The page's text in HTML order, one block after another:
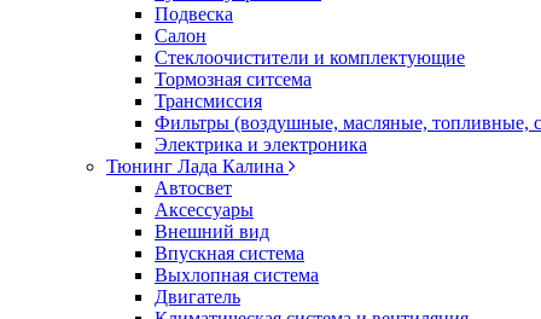
Подвеска
Салон
Стеклоочистители и комплектующие
Тормозная ситсема
Трансмиссия
Фильтры (воздушные, масляные, топливные,
Электрика и электроника
Тюнинг Лада Калина
Автосвет
Аксессуары
Внешний вид
Впускная система
Выхлопная система
Двигатель